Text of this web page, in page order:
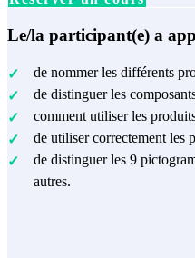
Le/la participant(e) a
de nommer les différents
de distinguer les
comment utiliser les
de utiliser correctement les
de distinguer les 9
autres.